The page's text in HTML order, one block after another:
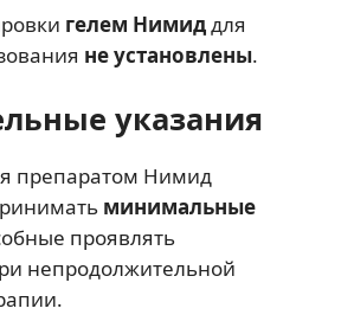
гелем Нимиддля
не установлены.
указания
препаратом Нимид
минимальные
проявлять
непродолжительной